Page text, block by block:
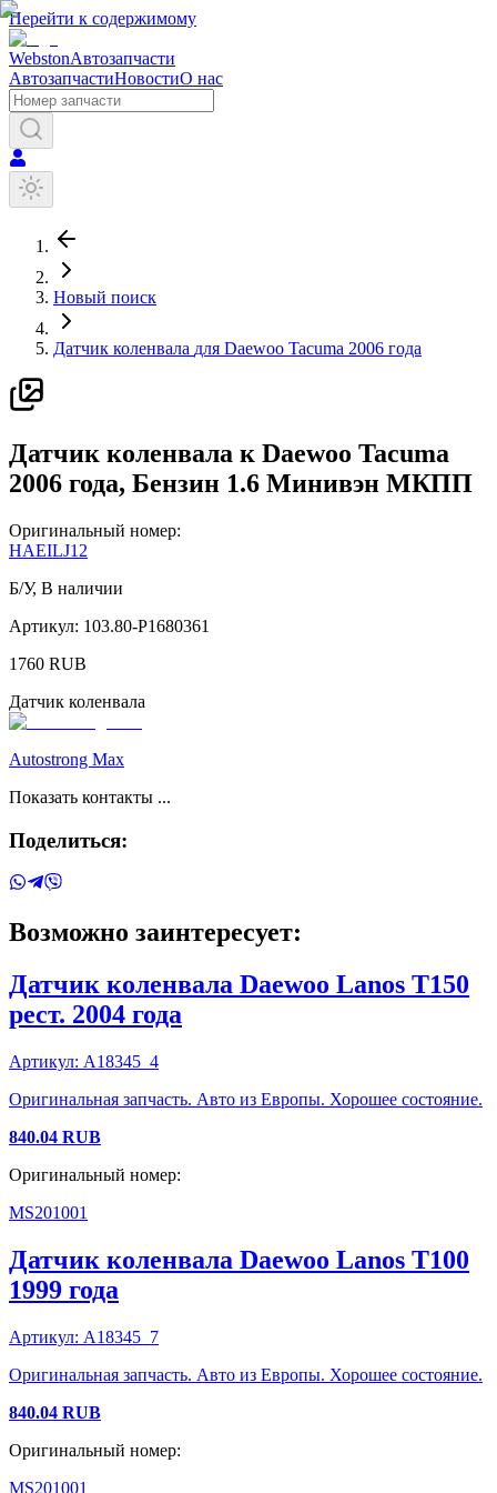
Перейти к содержимому
WebstonАвтозапчасти
АвтозапчастиНовостиО нас
Новый поиск
Датчик коленвала для Daewoo Tacuma 2006 года
Датчик коленвала к Daewoo Tacuma
2006 года, Бензин 1.6 Минивэн МКПП
Оригинальный номер:
HAEILJ12
Б/У, В наличии
Артикул: 103.80-P1680361
1760 RUB
Датчик коленвала
Autostrong Max
Показать контакты ...
Поделиться:
Возможно заинтересует:
Датчик коленвала Daewoo Lanos T150
рест. 2004 года
Артикул: A18345_4
Оригинальная запчасть. Авто из Европы. Хорошее состояние.
840.04 RUB
Оригинальный номер:
MS201001
Датчик коленвала Daewoo Lanos T100
1999 года
Артикул: A18345_7
Оригинальная запчасть. Авто из Европы. Хорошее состояние.
840.04 RUB
Оригинальный номер:
MS201001